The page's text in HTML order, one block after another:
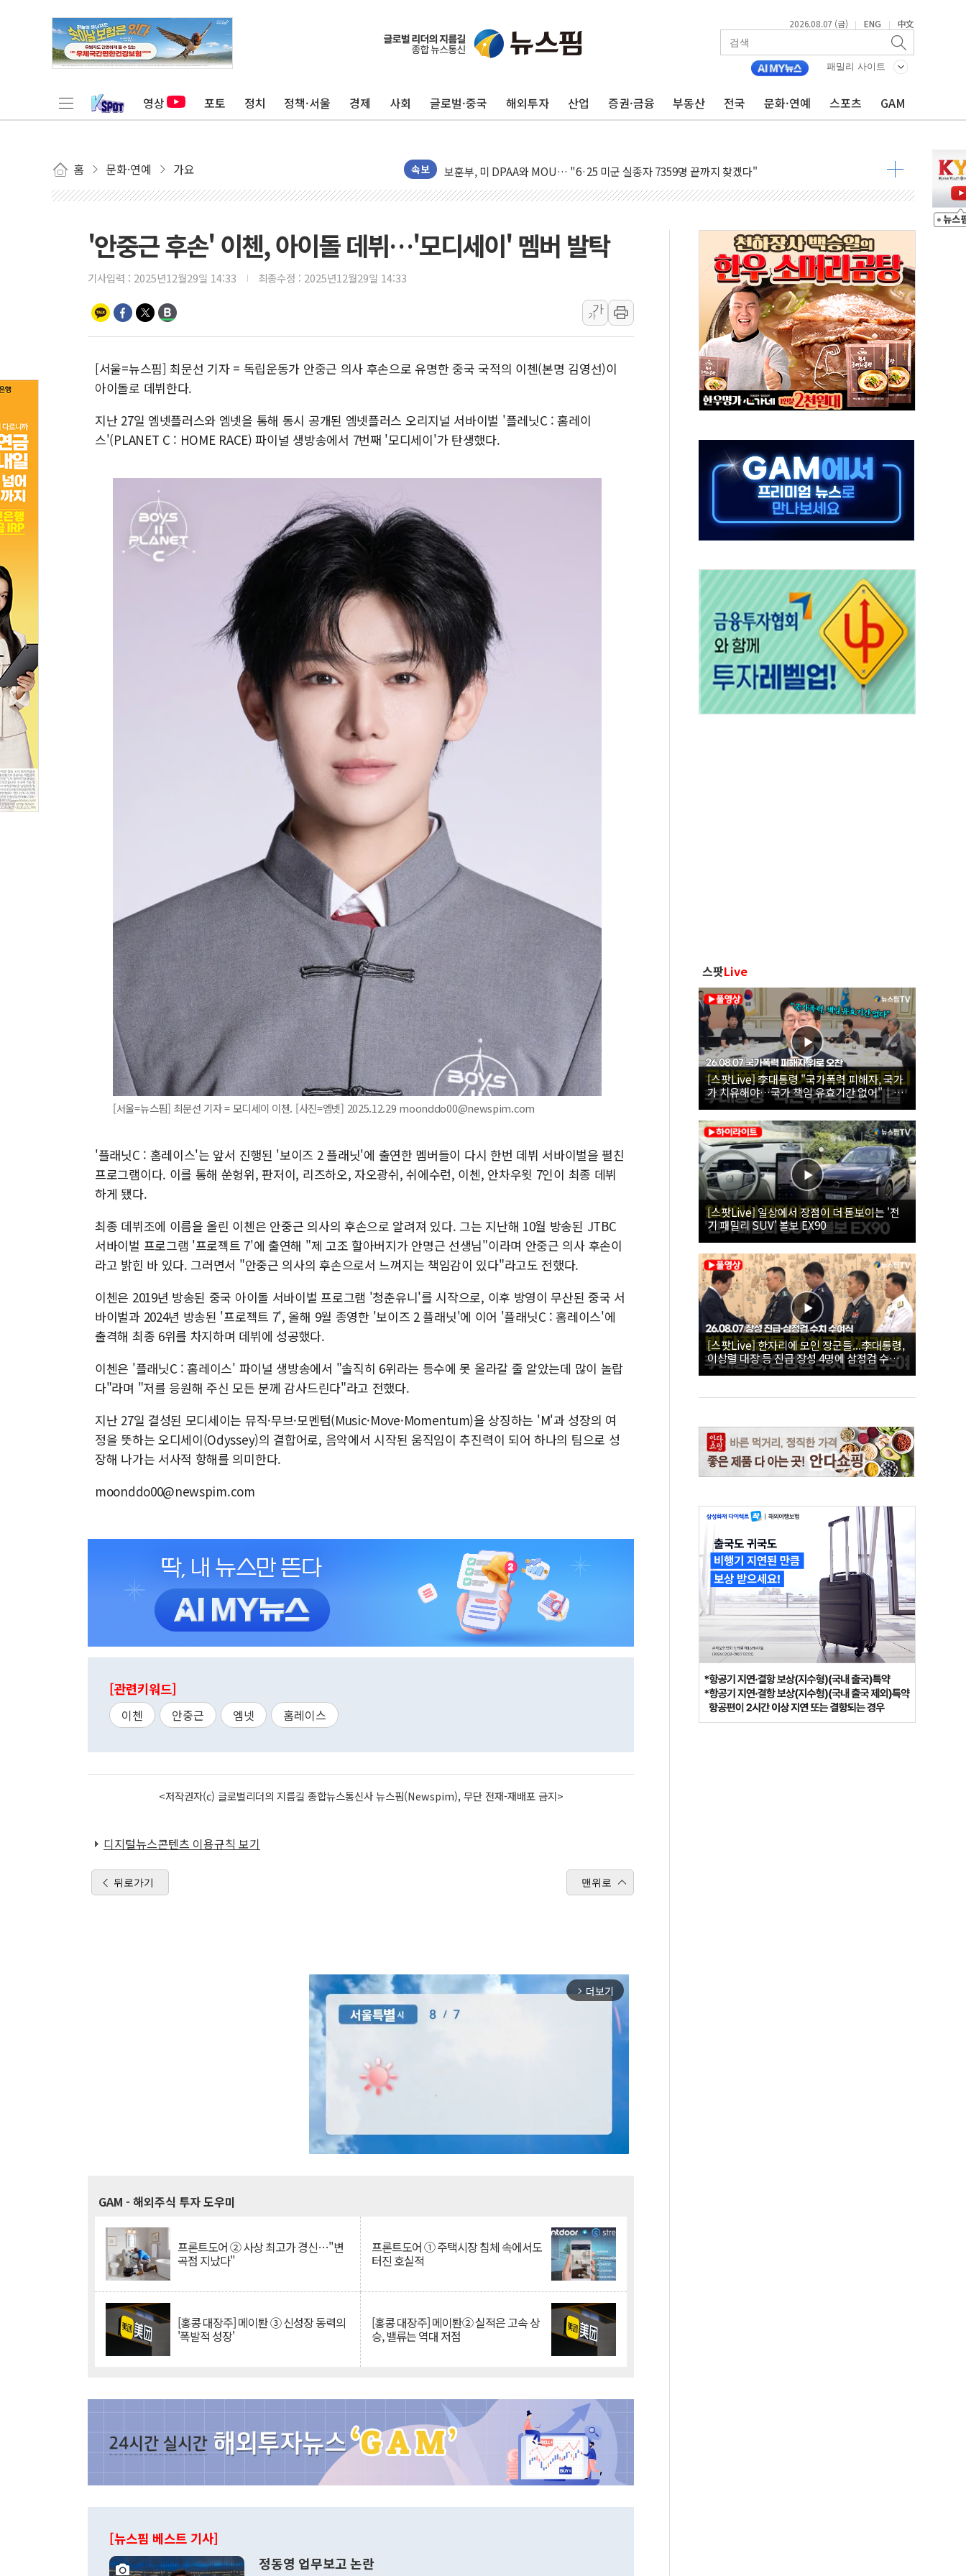
2026.08.07 (금) | ENG | 中文
패밀리 사이트
영상 포토 정치 정책·서울 경제 사회 글로벌·중국 해외투자 산업 증권·금융 부동산 전국 문화·연예 스포츠 GAM
홈 문화·연예 가요 속보
[AI MY 뉴스] 뉴욕 반도체주 프리뷰...美 고용 쇼크에 반도체주 '활짝'
[종합] 美 7월 고용 2만3000명 감소 '쇼크'…9월 금리 인상 기대 후퇴
[사진] 이슬람 수니파 3개국, 공동방위협정 체결
보훈부, 미 DPAA와 MOU… "6·25 미군 실종자 7359명 끝까지 찾겠다"
트럼프 "금리 내려야"…파월 때와 달리 워시엔 톤 낮춰
李 "해남 태양광, 대한민국 다음 100년 밑거름…수도권 집중 완화 전환점"
李 대통령, '6시간 마라톤 부동산 2차 회의' 주재… "전폭적 공급 확대·속도전 총력"
트럼프, 中 겨냥 폴리실리콘 관세 15% 부과…美 태양광주 급등
[사진] 빈살만과 에르도안의 만남
이란와이어 "이란 최고지도자 위독…곧 사망해도 놀랍지 않아"
남동발전, 해남군에 국내 최대 규모 400MW 태양광 착공…여의도 1.6배 규모
[인도증시] 중동 불안 속 유가 상승에 소폭 하락...금융주 낙폭 커
황희 '폐버스 청년주택' SNS 글 역풍에 "정부정책 아냐" 해명
폭염 누그러지고 가뭄 숙지나...경북동해안권 8~9일 최대 100mm 호우
사우디·튀르키예·파키스탄, '공동방위협정' 체결… 수니파 국가들의 새 안보 협력 구도
신길동 신축도 3.3㎡당 7250만원…써밋 클라비온 59㎡ 18억원대
용산공원·그린벨트로 또 충돌…반복되는 국토부-서울시 '정책 엇박자'
'안중근 후손' 이첸, 아이돌 데뷔…'모디세이' 멤버 발탁
기사입력 : 2025년12월29일 14:33 최종수정 : 2025년12월29일 14:33
가
가
[서울=뉴스핌] 최문선 기자 = 독립운동가 안중근 의사 후손으로 유명한 중국 국적의 이첸(본명 김영선)이
아이돌로 데뷔한다.
지난 27일 엠넷플러스와 엠넷을 통해 동시 공개된 엠넷플러스 오리지널 서바이벌 '플레닛C : 홈레이
스'(PLANET C : HOME RACE) 파이널 생방송에서 7번째 '모디세이'가 탄생했다.
[서울=뉴스핌] 최문선 기자 = 모디세이 이첸. [사진=엠넷] 2025.12.29 moonddo00@newspim.com
'플래닛C : 홈레이스'는 앞서 진행된 '보이즈 2 플래닛'에 출연한 멤버들이 다시 한번 데뷔 서바이벌을 펼친
프로그램이다. 이를 통해 쑨헝위, 판저이, 리즈하오, 자오광쉬, 쉬에수런, 이첸, 안차우윗 7인이 최종 데뷔
하게 됐다.
최종 데뷔조에 이름을 올린 이첸은 안중근 의사의 후손으로 알려져 있다. 그는 지난해 10월 방송된 JTBC
서바이벌 프로그램 '프로젝트 7'에 출연해 "제 고조 할아버지가 안명근 선생님"이라며 안중근 의사 후손이
라고 밝힌 바 있다. 그러면서 "안중근 의사의 후손으로서 느껴지는 책임감이 있다"라고도 전했다.
이첸은 2019년 방송된 중국 아이돌 서바이벌 프로그램 '청춘유니'를 시작으로, 이후 방영이 무산된 중국 서
바이벌과 2024년 방송된 '프로젝트 7', 올해 9월 종영한 '보이즈 2 플래닛'에 이어 '플래닛C : 홈레이스'에
출격해 최종 6위를 차지하며 데뷔에 성공했다.
이첸은 '플래닛C : 홈레이스' 파이널 생방송에서 "솔직히 6위라는 등수에 못 올라갈 줄 알았는데 많이 놀랍
다"라며 "저를 응원해 주신 모든 분께 감사드린다"라고 전했다.
지난 27일 결성된 모디세이는 뮤직·무브·모멘텀(Music·Move·Momentum)을 상징하는 'M'과 성장의 여
정을 뜻하는 오디세이(Odyssey)의 결합어로, 음악에서 시작된 움직임이 추진력이 되어 하나의 팀으로 성
장해 나가는 서사적 항해를 의미한다.
moonddo00@newspim.com
[관련키워드]
이첸 안중근 엠넷 홈레이스
<저작권자(c) 글로벌리더의 지름길 종합뉴스통신사 뉴스핌(Newspim), 무단 전재-재배포 금지>
디지털뉴스콘텐츠 이용규칙 보기
뒤로가기 맨위로
arrow_forward_ios 더보기
GAM - 해외주식 투자 도우미
프론트도어 ② 사상 최고가 경신…"변
곡점 지났다"
프론트도어 ① 주택시장 침체 속에서도
터진 호실적
[홍콩 대장주] 메이퇀 ③ 신성장 동력의
'폭발적 성장'
[홍콩 대장주] 메이퇀② 실적은 고속 상
승, 밸류는 역대 저점
[뉴스핌 베스트 기사]
정동영 업무보고 논란
스팟Live
[스팟Live] 李대통령 "국가폭력 피해자, 국가
가 치유해야…국가 책임 유효기간 없어"｜
26.08.07 국가폭력 피해자 위로 오찬
[스팟Live] 일상에서 장점이 더 돋보이는 '전
기 패밀리 SUV' 볼보 EX90
[스팟Live] 한자리에 모인 장군들...李대통령,
이상렬 대장 등 진급 장성 4명에 삼정검 수치
직접 수여｜26.08.07 장성 진급·삼정검 수치